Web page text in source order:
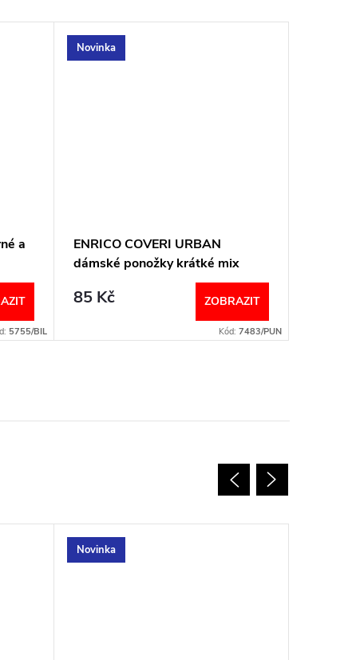
a
5755/BIL
Novinka
ENRICO COVERI URBAN
dámské ponožky krátké mix
85 Kč ZOBRAZIT
Kód: 7483/PUN
Novinka